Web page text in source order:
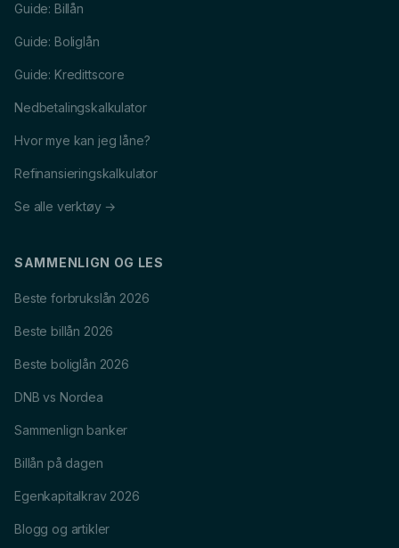
Guide: Billån
Guide: Boliglån
Guide: Kredittscore
Nedbetalingskalkulator
Hvor mye kan jeg låne?
Refinansieringskalkulator
Se alle verktøy →
SAMMENLIGN OG LES
Beste forbrukslån 2026
Beste billån 2026
Beste boliglån 2026
DNB vs Nordea
Sammenlign banker
Billån på dagen
Egenkapitalkrav 2026
Blogg og artikler